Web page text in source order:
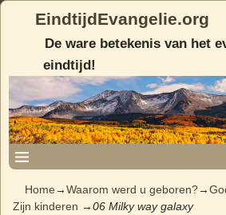
EindtijdEvangelie.org
De ware betekenis van het
eindtijd!
Home→Waarom werd u geboren?→
Zijn kinderen →06 Milky way galaxy